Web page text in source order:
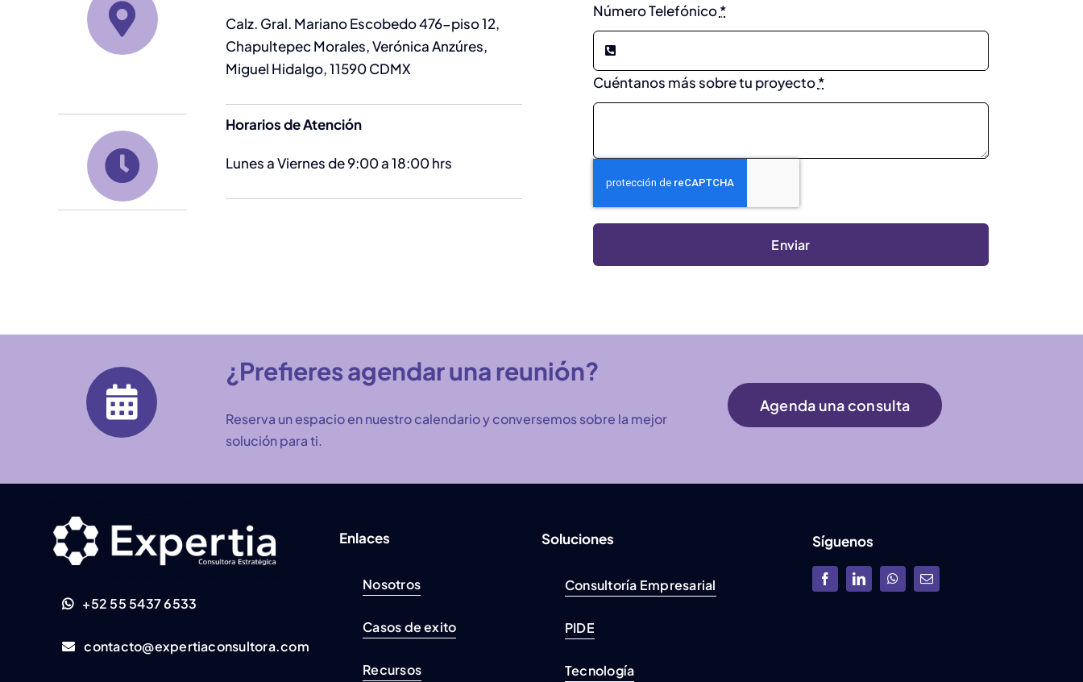
Calz. Gral. Mariano Escobedo 476-piso 12,
Chapultepec Morales, Verónica Anzúres,
Miguel Hidalgo, 11590 CDMX
Horarios de Atención
Lunes a Viernes de 9:00 a 18:00 hrs
Número Telefónico*
Cuéntanos más sobre tu proyecto*
Enviar
¿Prefieres agendar una reunión?
Reserva un espacio en nuestro calendario y conversemos sobre la mejor
solución para ti.
Agenda una consulta
+52 55 5437 6533
contacto@expertiaconsultora.com
Enlaces
Nosotros
Casos de exito
Recursos
Soluciones
Consultoría Empresarial
PIDE
Tecnología
Síguenos